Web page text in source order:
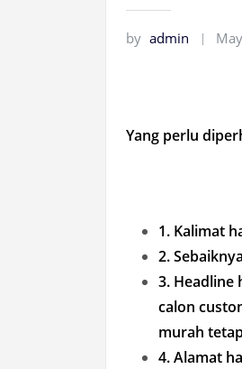
by admin
Yang perlu
1. Kalimat
2.
3. Headline
calon
murah
4. Alamat